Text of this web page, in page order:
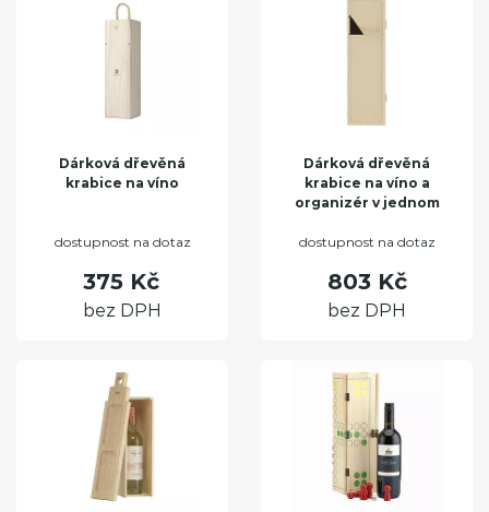
Dárková dřevěná
krabice na víno
dostupnost na dotaz
375 Kč
bez DPH
Dárková dřevěná
krabice na víno a
organizér v jednom
dostupnost na dotaz
803 Kč
bez DPH